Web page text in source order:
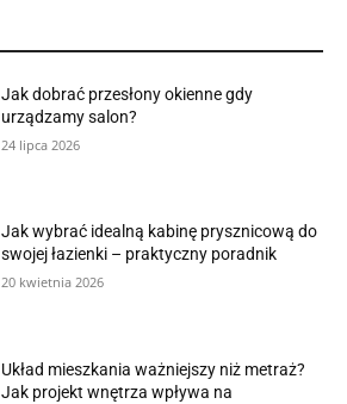
Jak dobrać przesłony okienne gdy
urządzamy salon?
24 lipca 2026
Jak wybrać idealną kabinę prysznicową do
swojej łazienki – praktyczny poradnik
20 kwietnia 2026
Układ mieszkania ważniejszy niż metraż?
Jak projekt wnętrza wpływa na